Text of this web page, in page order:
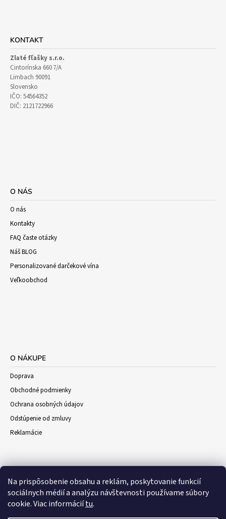
Na prispôsobenie obsahu a reklám, poskytovanie funkcií
sociálnych médií a analýzu návštevnosti používame súbory
cookie. Viac informáciítu.
KONTAKT
Zlaté fľašky s.r.o.
Cintorínska 660 7/A
Limbach 90091
Slovensko
IČO: 54564352
DIČ: 2121722966
O NÁS
O nás
Kontakty
FAQ časte otázky
Náš BLOG
Personalizované darčekové vína
Veľkoobchod
O NÁKUPE
Doprava
Obchodné podmienky
Ochrana osobných údajov
Odstúpenie od zmluvy
Reklamácie